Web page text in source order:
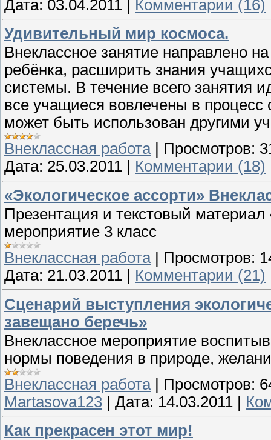
Дата: 03.04.2011 | Комментарии (16)
Удивительный мир космоса.
Внеклассное занятие направлено
ребёнка, расширить знания
системы. В течение всего занятия
все учащиеся вовлечены в процесс
может быть использован другими
Внеклассная работа| Просмотров:
Дата: 25.03.2011
Комментарии (18)
«Экологическое ассорти»
Презентация и текстовый материал
мероприятие 3 класс
Внеклассная работа| Просмотров:
Дата: 21.03.2011
Комментарии (21)
Сценарий выступления
завещано беречь»
Внеклассное мероприятие
нормы поведения в природе,
Внеклассная работа | Просмотров:
Martasova123 | Дата: 14.03.2011 |
Как прекрасен этот мир!